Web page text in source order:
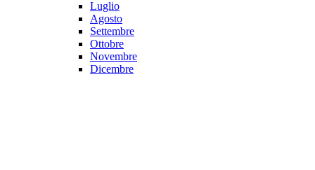
Luglio
Agosto
Settembre
Ottobre
Novembre
Dicembre